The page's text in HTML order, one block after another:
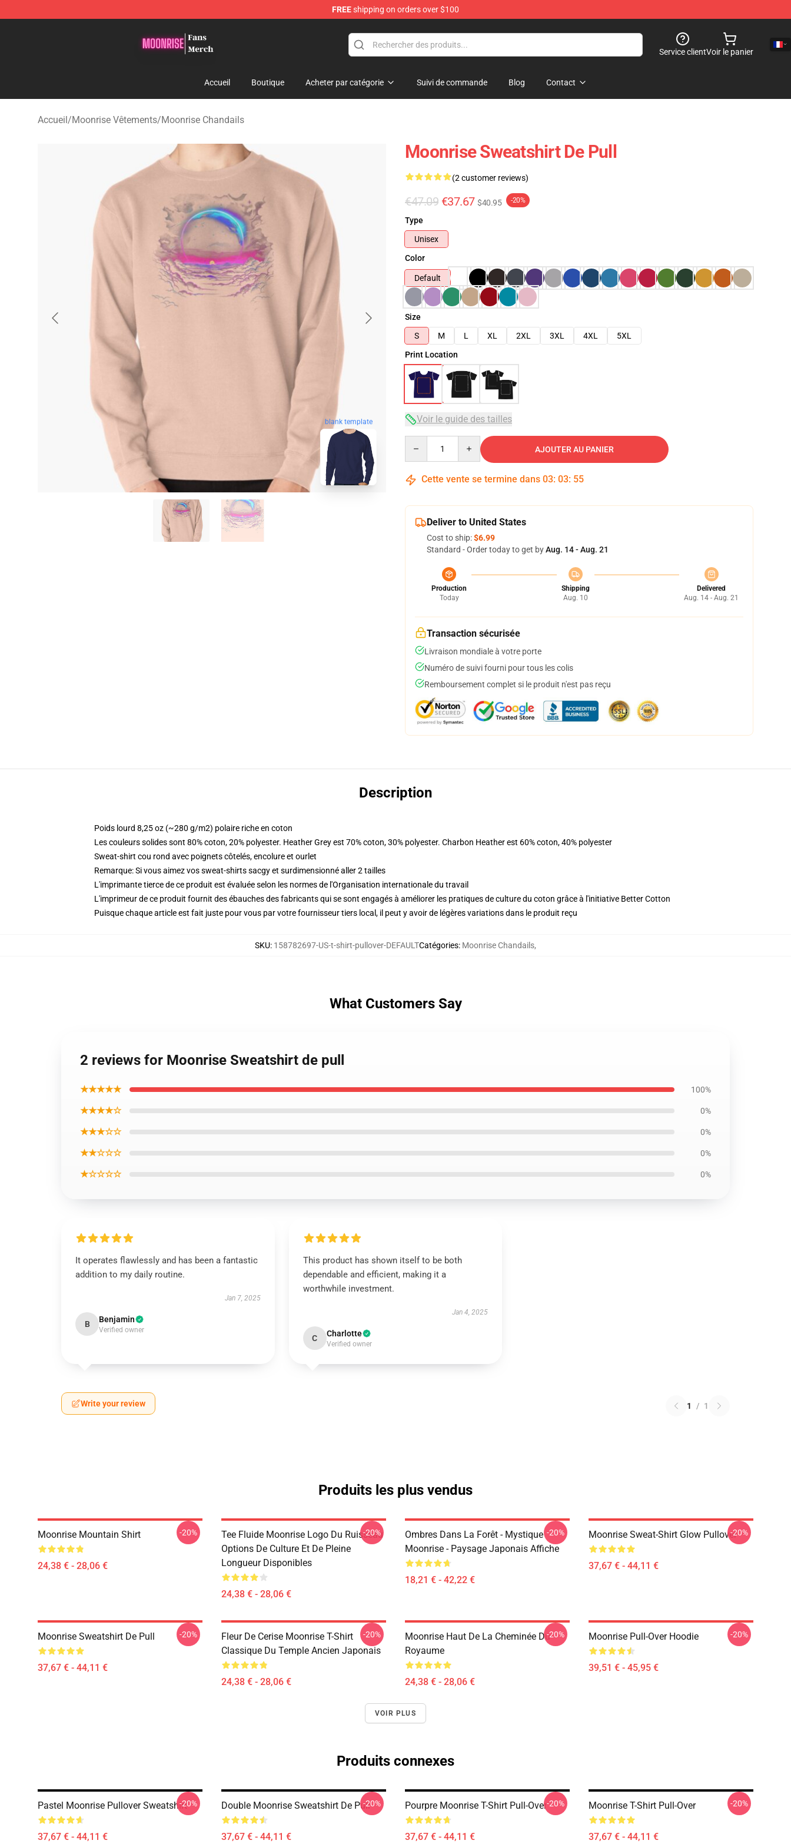
FREEshipping on orders over $100
Service clientVoir le panier
Accueil Boutique Acheter par catégorie Suivi de commande Blog Contact
Accueil/Moonrise Vêtements/Moonrise Chandails
blank template
Moonrise Sweatshirt De Pull
(2 customer reviews)
€47.09 €37.67 $40.95 -20%
Type
Unisex
Color
Default
Size
S
M L XL 2XL 3XL 4XL
5XL
Print Location
Voir le guide des tailles
AJOUTER AU PANIER
Cette vente se termine dans 03: 03: 54
Deliver to United States
Cost to ship:$6.99
Standard - Order today to get byAug. 14 - Aug. 21
Production
Today
Shipping
Aug. 10
Delivered
Aug. 14 - Aug. 21
Transaction sécurisée
Livraison mondiale à votre porte
Numéro de suivi fourni pour tous les colis
Remboursement complet si le produit n'est pas reçu
Description
Poids lourd 8,25 oz (~280 g/m2) polaire riche en coton
Les couleurs solides sont 80% coton, 20% polyester. Heather Grey est 70% coton, 30% polyester. Charbon Heather est 60% coton, 40% polyester
Sweat-shirt cou rond avec poignets côtelés, encolure et ourlet
Remarque: Si vous aimez vos sweat-shirts sacgy et surdimensionné aller 2 tailles
L'imprimante tierce de ce produit est évaluée selon les normes de l'Organisation internationale du travail
L'imprimeur de ce produit fournit des ébauches des fabricants qui se sont engagés à améliorer les pratiques de culture du coton grâce à l'initiative Better Cotton
Puisque chaque article est fait juste pour vous par votre fournisseur tiers local, il peut y avoir de légères variations dans le produit reçu
SKU: 158782697-US-t-shirt-pullover-DEFAULTCatégories: Moonrise Chandails,
What Customers Say
2 reviews for Moonrise Sweatshirt de pull
★★★★★ 100%
★★★★☆ 0%
★★★☆☆ 0%
★★☆☆☆ 0%
★☆☆☆☆ 0%
It operates flawlessly and has been a fantastic
addition to my daily routine.
Jan 7, 2025
B Benjamin
Verified owner
This product has shown itself to be both
dependable and efficient, making it a
worthwhile investment.
Jan 4, 2025
C Charlotte
Verified owner
Write your review 1 / 1
Produits les plus vendus
Moonrise Mountain Shirt
24,38 € - 28,06 €
-20%
Tee Fluide Moonrise Logo Du Ruisseau
Options De Culture Et De Pleine
Longueur Disponibles
24,38 € - 28,06 €
-20%
Ombres Dans La Forêt - Mystique
Moonrise - Paysage Japonais Affiche
18,21 € - 42,22 €
-20% Moonrise Sweat-Shirt Glow Pullover
37,67 € - 44,11 €
-20%
Moonrise Sweatshirt De Pull
37,67 € - 44,11 €
-20%
Fleur De Cerise Moonrise T-Shirt
Classique Du Temple Ancien Japonais
24,38 € - 28,06 €
-20%
Moonrise Haut De La Cheminée Du
Royaume
24,38 € - 28,06 €
-20% Moonrise Pull-Over Hoodie
39,51 € - 45,95 €
-20%
VOIR PLUS
Produits connexes
Pastel Moonrise Pullover Sweatshirt
37,67 € - 44,11 €
-20% Double Moonrise Sweatshirt De Pull
37,67 € - 44,11 €
-20% Pourpre Moonrise T-Shirt Pull-Over
37,67 € - 44,11 €
-20% Moonrise T-Shirt Pull-Over
37,67 € - 44,11 €
-20%